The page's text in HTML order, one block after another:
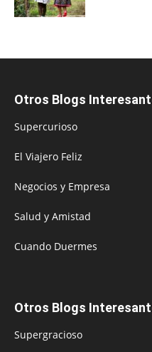
Otros Blogs
Supercurioso
El Viajero Feliz
Negocios y Empresa
Salud y Amistad
Cuando Duermes
Otros Blogs
Supergracioso